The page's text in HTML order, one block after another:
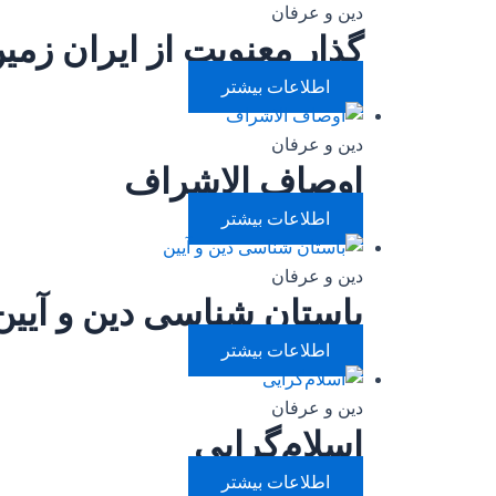
دین و عرفان
گذار معنویت از ایران
اطلاعات بیشتر
دین و عرفان
اوصاف الاشراف
اطلاعات بیشتر
دین و عرفان
باستان شناسی دین و
اطلاعات بیشتر
دین و عرفان
اسلام‌گرایی
اطلاعات بیشتر